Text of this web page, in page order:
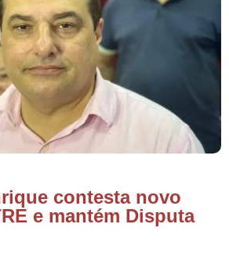
contesta novo
e mantém Disputa